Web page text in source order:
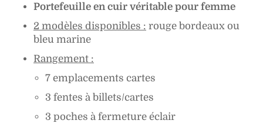
Portefeuille en cuir véritable pour femme
2 modèles disponibles : rouge bordeaux ou
bleu marine
Rangement :
7 emplacements cartes
3 fentes à billets/cartes
3 poches à fermeture éclair